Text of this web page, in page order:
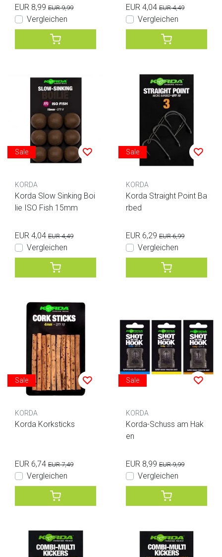
EUR 8,99 EUR 9,99
Vergleichen
EUR 4,04 EUR 4,49
Vergleichen
Sale
KORDA
Korda Slow Sinking Boi
lie ISO Fish 15mm
EUR 4,04 EUR 4,49
Vergleichen
Sale
KORDA
Korda Straight Point Ba
rbed
EUR 6,29 EUR 6,99
Vergleichen
Sale
KORDA
Korda Korksticks
EUR 6,74 EUR 7,49
Vergleichen
Sale
KORDA
Korda-Schuss am Hak
en
EUR 8,99 EUR 9,99
Vergleichen